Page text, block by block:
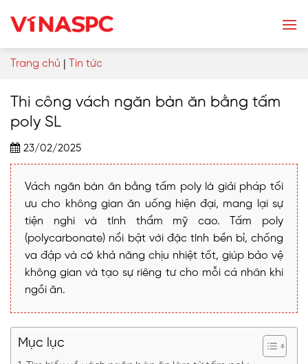
Trang chủ | Tin tức
Thi công vách ngăn bàn ăn bằng tấm
poly SL
23/02/2025
Vách ngăn bàn ăn bằng tấm poly là giải pháp tối
ưu cho không gian ăn uống hiện đại, mang lại sự
tiện nghi và tính thẩm mỹ cao. Tấm poly
(polycarbonate) nổi bật với đặc tính bền bỉ, chống
va đập và có khả năng chịu nhiệt tốt, giúp bảo vệ
không gian và tạo sự riêng tư cho mỗi cá nhân khi
ngồi ăn.
Mục lục